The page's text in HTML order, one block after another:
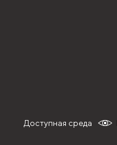
Доступная среда